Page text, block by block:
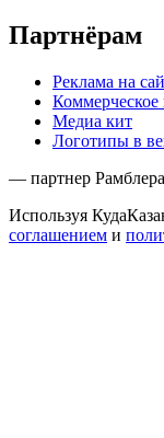
Партнёрам
Реклама на
Медиа кит
Логотипы в
— партнер Рамблера
Используя
соглашением и